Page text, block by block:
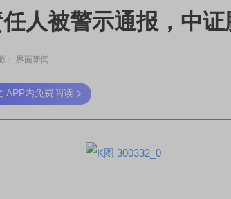
人被警示通报，中
： 界面新闻
APP内免费阅读
稀土板块领涨